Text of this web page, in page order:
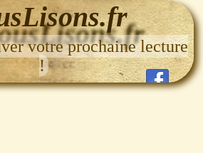
votre prochaine lecture
!